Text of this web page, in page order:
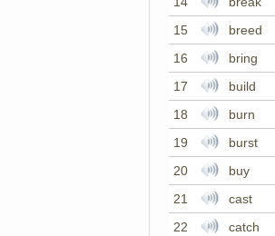
15
breed
16
bring
17
build
18
burn
19
burst
20
buy
21
cast
22
catch